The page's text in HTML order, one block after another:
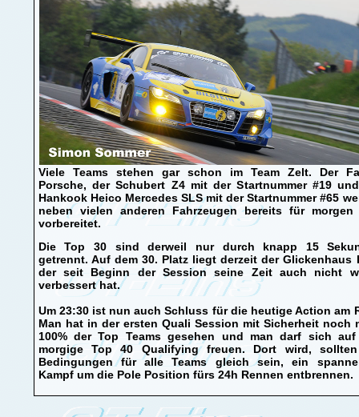
Viele Teams stehen gar schon im Team Zelt. Der
Porsche, der Schubert Z4 mit der Startnummer #19
Hankook Heico Mercedes SLS mit der Startnummer #65
neben vielen anderen Fahrzeugen bereits für morgen
vorbereitet.
Die Top 30 sind derweil nur durch knapp 15
getrennt. Auf dem 30. Platz liegt derzeit der Glickenhaus
der seit Beginn der Session seine Zeit auch nicht
verbessert hat.
Um 23:30 ist nun auch Schluss für die heutige Action am
Man hat in der ersten Quali Session mit Sicherheit noch
100% der Top Teams gesehen und man darf sich
morgige Top 40 Qualifying freuen. Dort wird,
Bedingungen für alle Teams gleich sein, ein
Kampf um die Pole Position fürs 24h Rennen entbrennen.